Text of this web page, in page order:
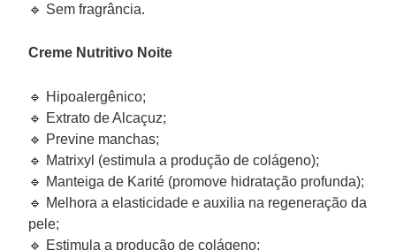
🔹 Sem fragrância.
Creme Nutritivo Noite
🔹 Hipoalergênico;
🔹 Extrato de Alcaçuz;
🔹 Previne manchas;
🔹 Matrixyl (estimula a produção de colágeno);
🔹 Manteiga de Karité (promove hidratação profunda);
🔹 Melhora a elasticidade e auxilia na regeneração da
pele;
🔹 Estimula a produção de colágeno;